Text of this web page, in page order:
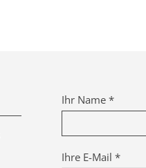
Ihr Name *
Ihre E-Mail *